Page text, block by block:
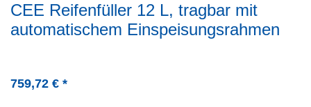
CEE Reifenfüller 12 L, tragbar mit
automatischem Einspeisungsrahmen
759,72 € *